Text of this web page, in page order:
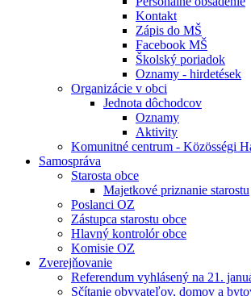
Kontakt
Zápis do MŠ
Facebook MŠ
Školský poriadok
Oznamy - hirdetések
Organizácie v obci
Jednota dôchodcov
Oznamy
Aktivity
Komunitné centrum - Közösségi
Samospráva
Starosta obce
Majetkové priznanie starostu
Poslanci OZ
Zástupca starostu obce
Hlavný kontrolór obce
Komisie OZ
Zverejňovanie
Referendum vyhlásený na 21.
Sčítanie obyvateľov, domov a